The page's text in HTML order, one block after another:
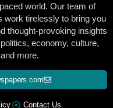
world. Our team of
work tirelessly to bring you
thought-provoking insights
economy, culture,
more.
Contact Us